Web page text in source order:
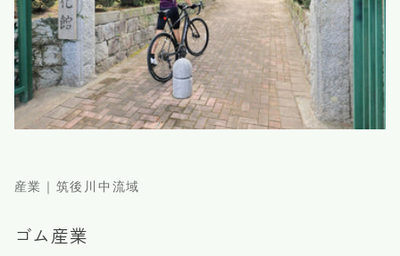
産業｜筑後川中流域
ゴム産業